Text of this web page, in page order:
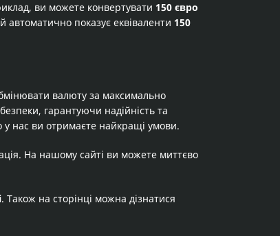
ви можете конвертувати 150 євро
автоматично показує еквіваленти 150
валюту за максимально
гарантуючи надійність та
нас ви отримаєте найкращі умови.
На нашому сайті ви можете миттєво
. Також на сторінці можна дізнатися